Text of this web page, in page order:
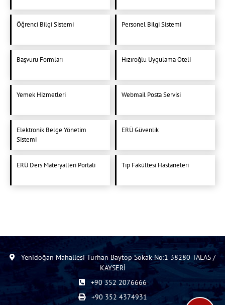
Öğrenci Bilgi Sistemi Personel Bilgi Sistemi
Başvuru Formları Hızıroğlu Uygulama Oteli
Yemek Hizmetleri Webmail Posta Servisi
Elektronik Belge Yönetim
Sistemi
ERÜ Güvenlik
ERÜ Ders Materyalleri Portali Tıp Fakültesi Hastaneleri
Yenidoğan Mahallesi Turhan Baytop Sokak No:1 38280 TALAS /
KAYSERİ
+90 352 2076666
+90 352 4374931